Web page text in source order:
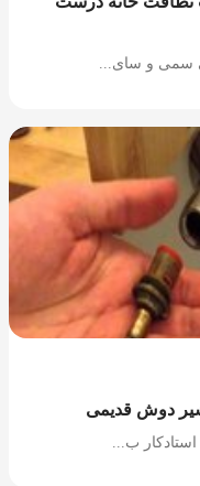
سمی و سای...
شیر دوش قدیمی
ب...